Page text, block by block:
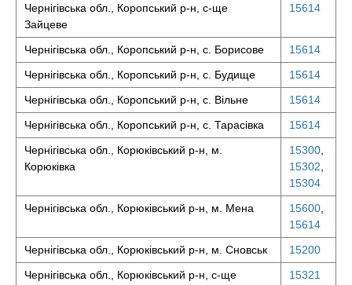
Чернігівська обл., Коропський р-н, с-ще
Зайцеве
15614
Чернігівська обл., Коропський р-н, с. Борисове
15614
Чернігівська обл., Коропський р-н, с. Будище
15614
Чернігівська обл., Коропський р-н, с. Вільне
15614
Чернігівська обл., Коропський р-н, с. Тарасівка
15614
Чернігівська обл., Корюківський р-н, м.
Корюківка
15300
15302
15304
Чернігівська обл., Корюківський р-н, м. Мена
15600
15614
Чернігівська обл., Корюківський р-н, м. Сновськ
15200
Чернігівська обл., Корюківський р-н, с-ще
15321